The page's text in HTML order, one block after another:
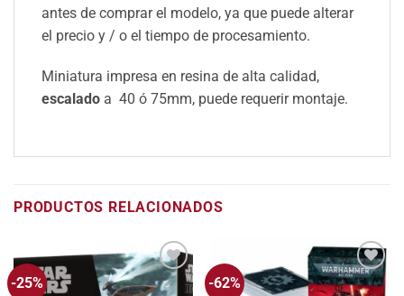
antes de comprar el modelo, ya que puede alterar
el precio y / o el tiempo de procesamiento.
Miniatura impresa en resina de alta calidad,
escalado a 40 ó 75mm, puede requerir montaje.
PRODUCTOS RELACIONADOS
-25%
Añadir
-62%
Añadir